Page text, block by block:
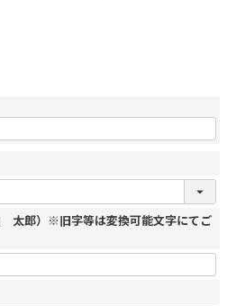
太郎）※旧字等は変換可能文字にてご